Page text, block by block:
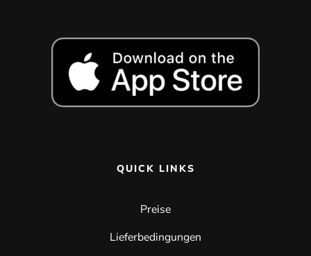
QUICK LINKS
Preise
Lieferbedingungen